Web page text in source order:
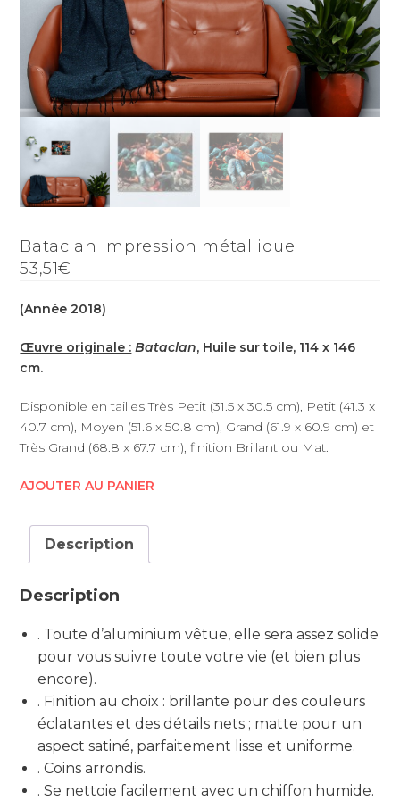
Bataclan Impression métallique
53,51€
(Année 2018)
Œuvre originale : Bataclan, Huile sur toile, 114 x 146
cm.
Disponible en tailles Très Petit (31.5 x 30.5 cm), Petit (41.3 x
40.7 cm), Moyen (51.6 x 50.8 cm), Grand (61.9 x 60.9 cm) et
Très Grand (68.8 x 67.7 cm), finition Brillant ou Mat.
AJOUTER AU PANIER
Description
Description
. Toute d’aluminium vêtue, elle sera assez solide
pour vous suivre toute votre vie (et bien plus
encore).
. Finition au choix : brillante pour des couleurs
éclatantes et des détails nets ; matte pour un
aspect satiné, parfaitement lisse et uniforme.
. Coins arrondis.
. Se nettoie facilement avec un chiffon humide.